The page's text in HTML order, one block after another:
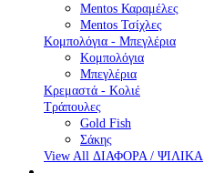
Mentos Καραμέλες
Mentos Τσίχλες
Κομπολόγια - Μπεγλέρια
Κομπολόγια
Μπεγλέρια
Κρεμαστά - Κολιέ
Τράπουλες
Gold Fish
Σάκης
View All ΔΙΑΦΟΡΑ / ΨΙΛΙΚΑ